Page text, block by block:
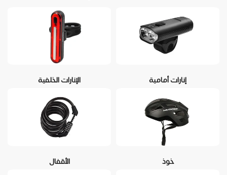
إنارات أمامية الإنارات الخلفية
خوذ الأقفال